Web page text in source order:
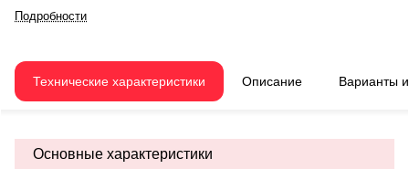
— 52.8 кВт (66 кВА). Двигатель
Perkins 1103A-33TG2, рядное, 3.0-
оборотов. Система охлаждения
— жидкостная. Частота
230/400 В, 50 Гц, класс изоляции
H. Расход топлива: 10 л/ч при
Подробности
Технические характеристики Описание Варианты
Основные характеристики